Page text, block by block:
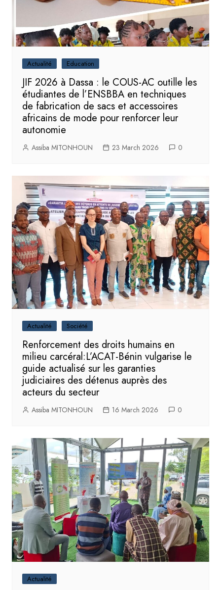
Actualité Education
JIF 2026 à Dassa : le COUS-AC outille les
étudiantes de l’ENSBBA en techniques
de fabrication de sacs et accessoires
africains de mode pour renforcer leur
autonomie
Assiba MITONHOUN 23 March 2026 0
Actualité Société
Renforcement des droits humains en
milieu carcéral:L’ACAT-Bénin vulgarise le
guide actualisé sur les garanties
judiciaires des détenus auprès des
acteurs du secteur
Assiba MITONHOUN 16 March 2026 0
Actualité